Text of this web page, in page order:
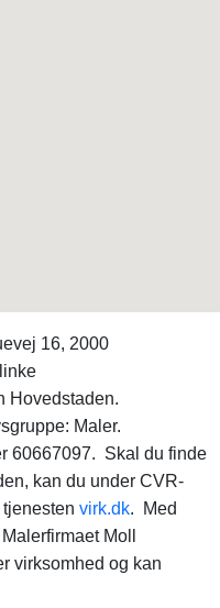
16, 2000
Hovedstaden.
Maler.
60667097. Skal du finde
kan du under CVR-
virk.dk. Med
Moll
virksomhed og kan